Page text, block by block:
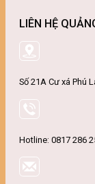
LIÊN HỆ
Số 21A Cư xá Phú
Hotline: 0817 286